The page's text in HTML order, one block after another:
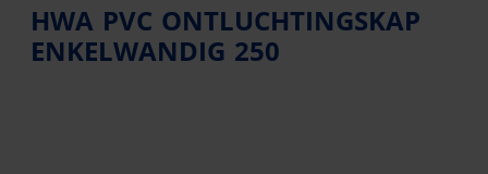
HWA PVC ONTLUCHTINGSKAP
ENKELWANDIG 250